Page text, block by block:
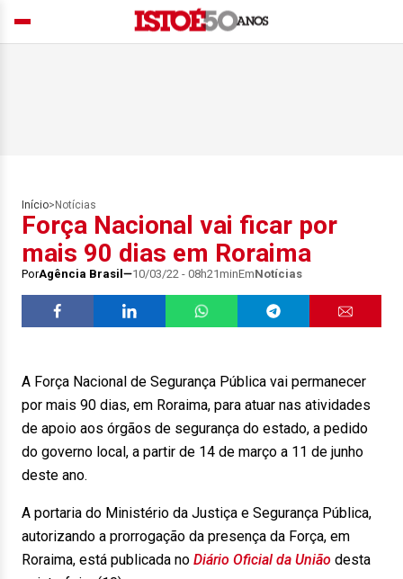
Início> Notícias
Força Nacional vai ficar por
mais 90 dias em Roraima
PorAgência Brasil 10/03/22 - 08h21minEmNotícias
A Força Nacional de Segurança Pública vai permanecer
por mais 90 dias, em Roraima, para atuar nas atividades
de apoio aos órgãos de segurança do estado, a pedido
do governo local, a partir de 14 de março a 11 de junho
deste ano.
A portaria do Ministério da Justiça e Segurança Pública,
autorizando a prorrogação da presença da Força, em
Roraima, está publicada no Diário Oficial da União desta